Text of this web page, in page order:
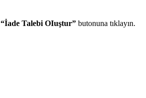
“İade Talebi OIuştur” butonuna tıklayın.